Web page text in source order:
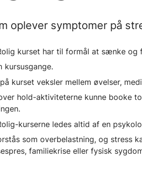
oplever symptomer på
kurset har til formål at sænke og
kursusgange.
kurset veksler mellem øvelser,
hold-aktiviteterne kunne booke
kurserne ledes altid af en
som overbelastning, og stress
familiekrise eller fysisk